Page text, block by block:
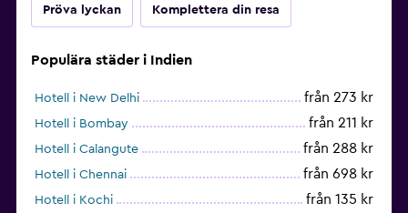
Pröva lyckan Komplettera din resa
Populära städer i Indien
Hotell i New Delhi från 273 kr
Hotell i Bombay från 211 kr
Hotell i Calangute från 288 kr
Hotell i Chennai från 698 kr
Hotell i Kochi från 135 kr